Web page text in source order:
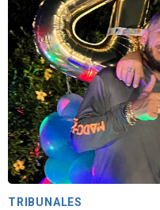
TRIBUNALES